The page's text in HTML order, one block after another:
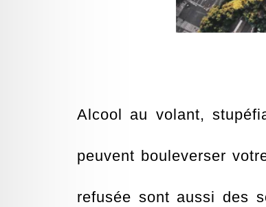
Alcool au volant,
peuvent bouleverser
refusée sont aussi des